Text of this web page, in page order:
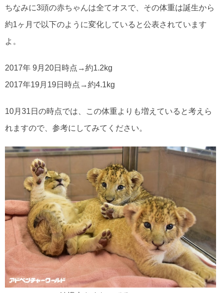
ちなみに3頭の赤ちゃんは全てオスで、その体重は誕生から
約1ヶ月で以下のように変化していると公表されています
よ。
2017年 9月20日時点→約1.2kg
2017年19月19日時点→約4.1kg
10月31日の時点では、この体重よりも増えていると考えら
れますので、参考にしてみてください。